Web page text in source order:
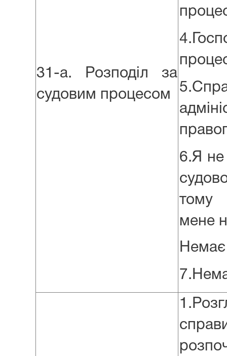
31-а. Розподіл за
судовим процесом
6.Я не
тому
мене
Немає